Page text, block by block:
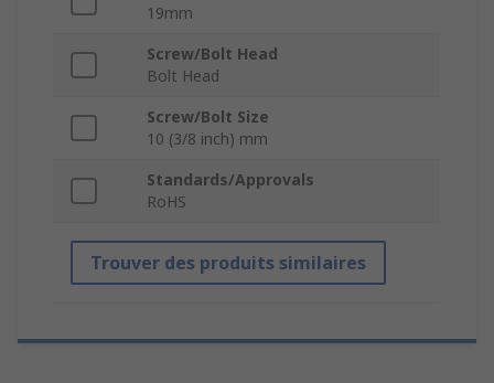
19mm
Screw/Bolt Head
Bolt Head
Screw/Bolt Size
10 (3/8 inch) mm
Standards/Approvals
RoHS
Trouver des produits similaires